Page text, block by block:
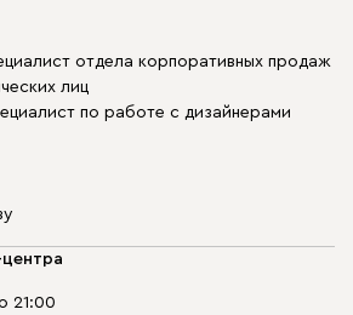
отдела корпоративных продаж
лиц
по работе с дизайнерами
21:00